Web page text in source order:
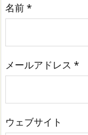
名前*
メールアドレス *
ウェブサイト